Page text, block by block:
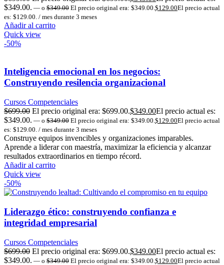
$349.00. — o $349.00 El precio original era: $349.00. $129.00El precio actual
es: $129.00. / mes durante 3 meses
Añadir al carrito
Quick view
-50%
Inteligencia emocional en los negocios:
Construyendo resilencia organizacional
Cursos Competenciales
$699.00 El precio original era: $699.00.$349.00El precio actual es:
$349.00. — o $349.00 El precio original era: $349.00.$129.00El precio actual
es: $129.00. / mes durante 3 meses
Construye equipos invencibles y organizaciones imparables.
Aprende a liderar con maestría, maximizar la eficiencia y alcanzar
resultados extraordinarios en tiempo récord.
Añadir al carrito
Quick view
-50%
Liderazgo ético: construyendo confianza e
integridad empresarial
Cursos Competenciales
$699.00 El precio original era: $699.00.$349.00El precio actual es:
$349.00. — o $349.00 El precio original era: $349.00. $129.00El precio actual